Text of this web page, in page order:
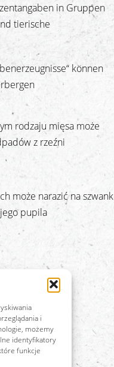
i
możemy
identyfikatory
funkcje
in Gruppen
tierische
können
rodzaju mięsa może
z rzeźni
może narazić na szwank
pupila